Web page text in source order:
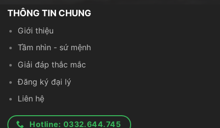
THÔNG TIN CHUNG
Giới thiệu
Tầm nhìn - sứ mệnh
Giải đáp thắc mắc
Đăng ký đại lý
Liên hệ
Hotline: 0332.644.745